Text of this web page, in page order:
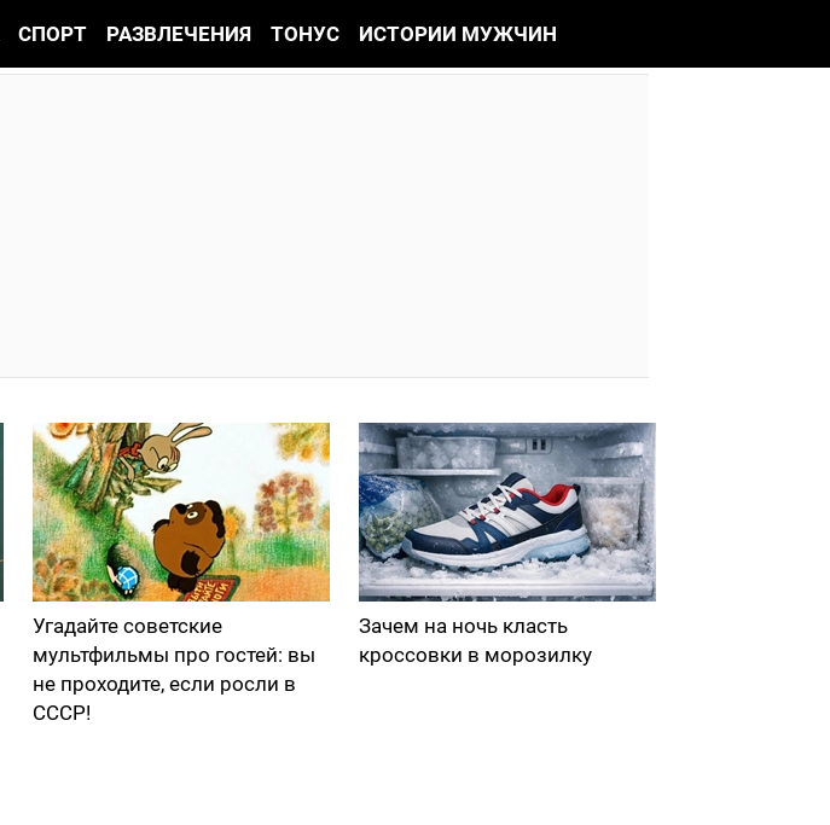
СПОРТ РАЗВЛЕЧЕНИЯ ТОНУС ИСТОРИИ МУЖЧИН
Угадайте советские
мультфильмы про гостей: вы
не проходите, если росли в
СССР!
Зачем на ночь класть
кроссовки в морозилку